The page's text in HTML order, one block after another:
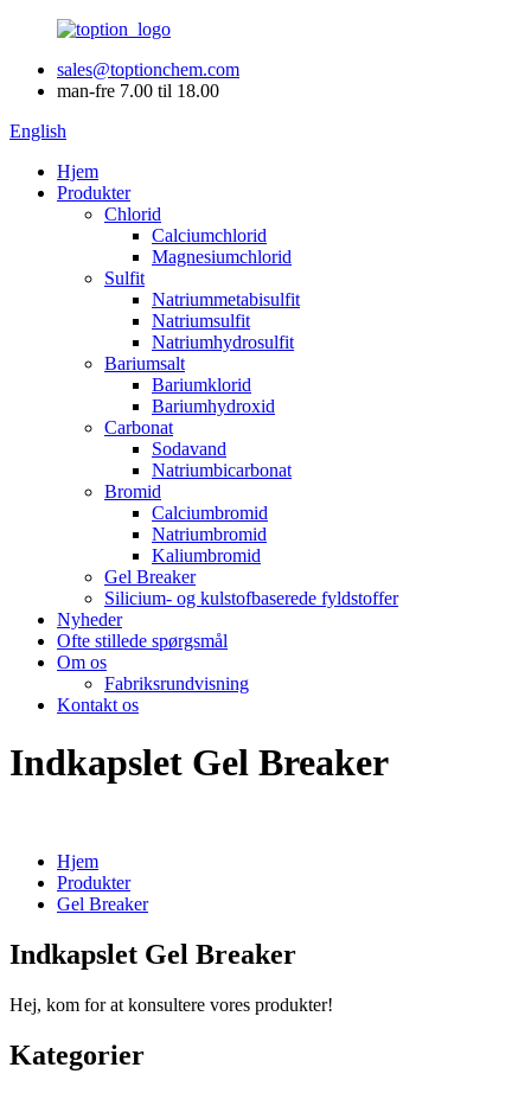
sales@toptionchem.com
man-fre 7.00 til 18.00
English
Hjem
Produkter
Chlorid
Calciumchlorid
Magnesiumchlorid
Sulfit
Natriummetabisulfit
Natriumsulfit
Natriumhydrosulfit
Bariumsalt
Bariumklorid
Bariumhydroxid
Carbonat
Sodavand
Natriumbicarbonat
Bromid
Calciumbromid
Natriumbromid
Kaliumbromid
Gel Breaker
Silicium- og kulstofbaserede fyldstoffer
Nyheder
Ofte stillede spørgsmål
Om os
Fabriksrundvisning
Kontakt os
Indkapslet Gel Breaker
Hjem
Produkter
Gel Breaker
Indkapslet Gel Breaker
Hej, kom for at konsultere vores produkter!
Kategorier